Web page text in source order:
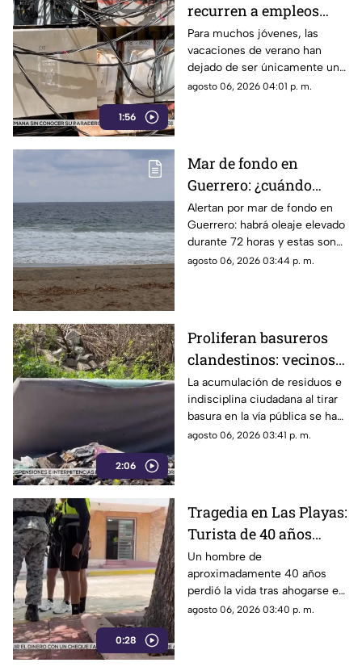
1:56
recurren a empleos
temporales ante el
próximo ciclo escolar
Para muchos jóvenes, las
vacaciones de verano han
dejado de ser únicamente un
periodo de descanso y
agosto 06, 2026 04:01 p. m.
Mar de fondo en
Guerrero: ¿cuándo
llegará y qué zonas de
Acapulco serán
afectadas?
Alertan por mar de fondo en
Guerrero: habrá oleaje elevado
durante 72 horas y estas son
las zonas de Acapulco con
agosto 06, 2026 03:44 p. m.
2:06
Proliferan basureros
clandestinos: vecinos
exigen conciencia y
sanciones más
estrictas
La acumulación de residuos e
indisciplina ciudadana al tirar
basura en la vía pública se ha
consolidado como un grave
agosto 06, 2026 03:41 p. m.
0:28
Tragedia en Las Playas:
Turista de 40 años
mu3r3 ahogado en la
alberca de un hotel en
Acapulco
Un hombre de
aproximadamente 40 años
perdió la vida tras ahogarse en
la alberca de un hotel del
agosto 06, 2026 03:40 p. m.